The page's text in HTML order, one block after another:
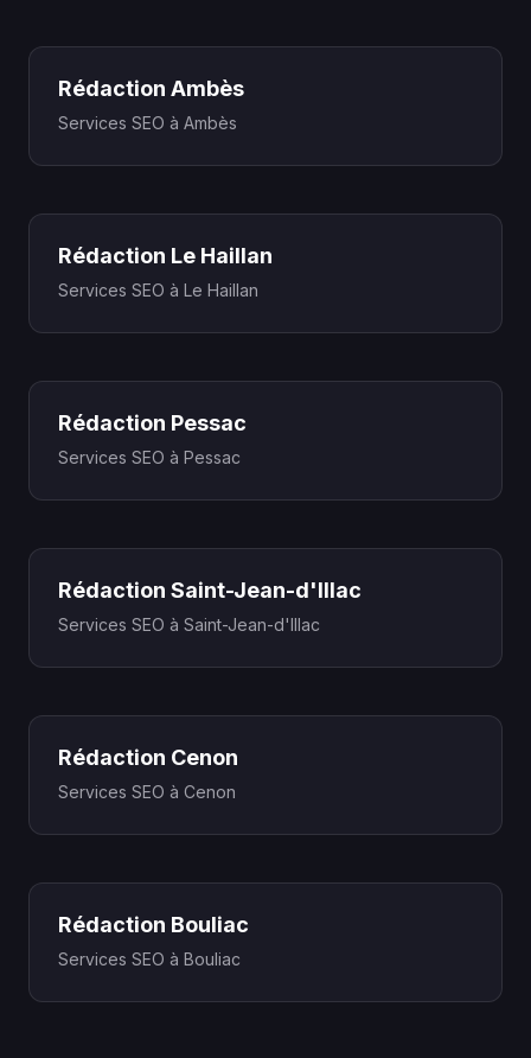
Rédaction Ambès
Services SEO à Ambès
Rédaction Le Haillan
Services SEO à Le Haillan
Rédaction Pessac
Services SEO à Pessac
Rédaction Saint-Jean-d'Illac
Services SEO à Saint-Jean-d'Illac
Rédaction Cenon
Services SEO à Cenon
Rédaction Bouliac
Services SEO à Bouliac